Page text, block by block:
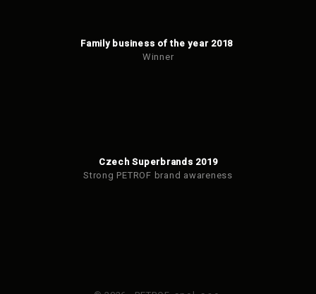
Family business of the year 2018
Winner
Czech Superbrands 2019
Strong PETROF brand awareness